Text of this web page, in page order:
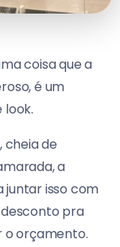
coisa que a
é um
cheia de
a
juntar isso com
desconto pra
o orçamento.